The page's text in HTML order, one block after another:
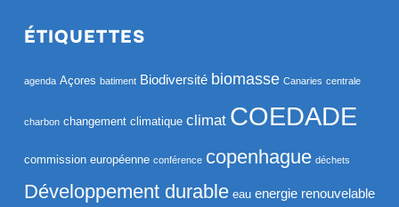
ÉTIQUETTES
agenda Açores batiment Biodiversité biomasse Canaries centrale
charbon changement climatique climat COEDADE
commission européenne conférence copenhague déchets
Développement durable eau energie renouvelable